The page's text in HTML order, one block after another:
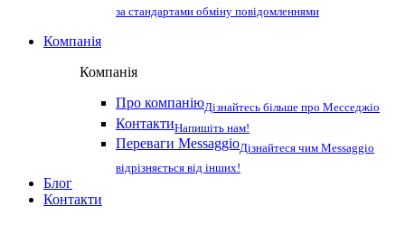
за стандартами обміну повідомленнями
Компанія
Компанія
Про компаніюДізнайтесь більше про Месседжіо
КонтактиНапишіть нам!
Переваги MessaggioДізнайтеся чим Messaggio
відрізняється від інших!
Блог
Контакти